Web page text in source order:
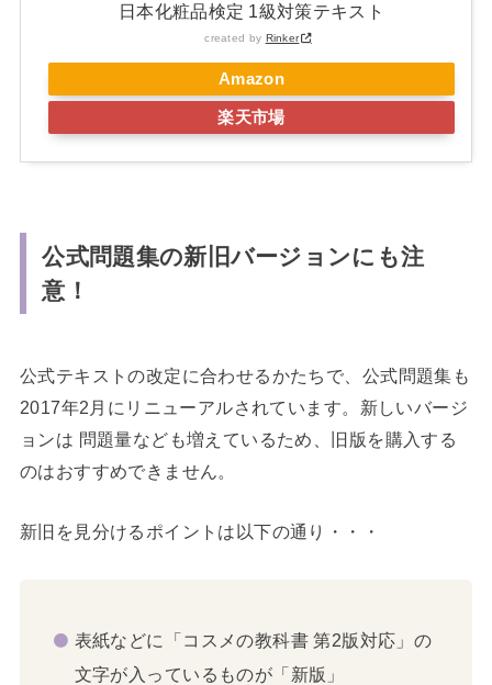
日本化粧品検定 1級対策テキスト
created by Rinker
Amazon
楽天市場
公式問題集の新旧バージョンにも注
意！
公式テキストの改定に合わせるかたちで、公式問題集も
2017年2月にリニューアルされています。新しいバージ
ョンは 問題量なども増えているため、旧版を購入する
のはおすすめできません。
新旧を見分けるポイントは以下の通り・・・
表紙などに「コスメの教科書 第2版対応」の
文字が入っているものが「新版」